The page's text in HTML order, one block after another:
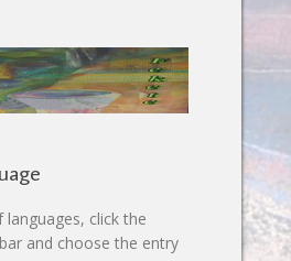
languages, click the
and choose the entry